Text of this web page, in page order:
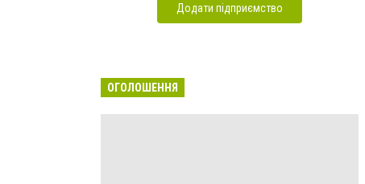
Додати підприємство
ОГОЛОШЕННЯ